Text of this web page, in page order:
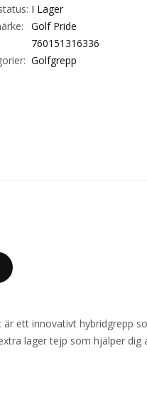
I Lager
Golf Pride
760151316336
Golfgrepp
ett innovativt hybridgrepp
lager tejp som hjälper